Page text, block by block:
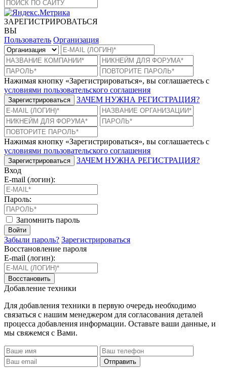
ЗАРЕГИСТРИРОВАТЬСЯ
ВЫ
Пользователь Организация
Нажимая кнопку «Зарегистрироваться», вы соглашаетесь с
условиями пользовательского соглашения
Зарегистрироваться ЗАЧЕМ НУЖНА РЕГИСТРАЦИЯ?
Нажимая кнопку «Зарегистрироваться», вы соглашаетесь с
условиями пользовательского соглашения
Зарегистрироваться
ЗАЧЕМ НУЖНА РЕГИСТРАЦИЯ?
Вход
E-mail (логин):
Пароль:
Запомнить пароль
Войти
Забыли пароль? Зарегистрироваться
Восстановление пароля
E-mail (логин):
Восстановить
Добавление техники
Для добавления техники в первую очередь необходимо
связаться с нашим менеджером для согласования деталей
процесса добавления информации. Оставьте ваши данные, и
мы свяжемся с Вами.